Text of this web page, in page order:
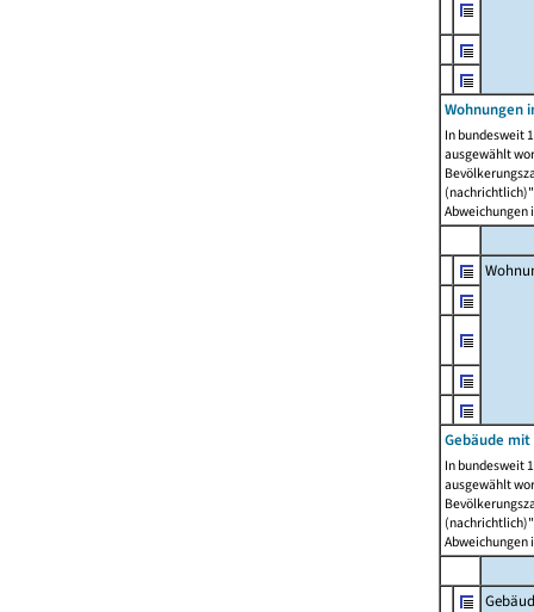
Wohnungen
In bundesweit
ausgewählt
Abweichungen
Gebäude
In bundesweit
ausgewählt
Abweichungen